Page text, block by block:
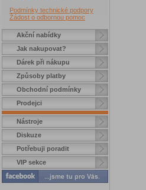
Podmínky technické podpory
Žádost o odbornou pomoc
Akční nabídky
Jak nakupovat?
Dárek při nákupu
Způsoby platby
Obchodní podmínky
Prodejci
Nástroje
Diskuze
Potřebuji poradit
VIP sekce